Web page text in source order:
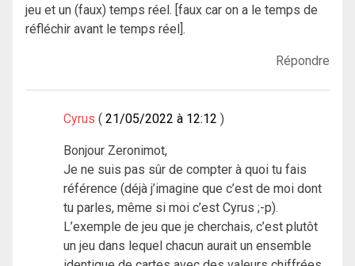
jeu et un (faux) temps réel. [faux car on a le temps de
réfléchir avant le temps réel].
Répondre
Cyrus 21/05/2022 à 12:12
Bonjour Zeronimot,
Je ne suis pas sûr de compter à quoi tu fais
référence (déjà j’imagine que c’est de moi dont
tu parles, même si moi c’est Cyrus ;-p).
L’exemple de jeu que je cherchais, c’est plutôt
un jeu dans lequel chacun aurait un ensemble